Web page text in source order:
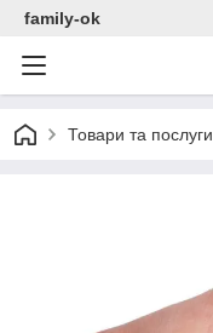
family-ok
Товари та послуги